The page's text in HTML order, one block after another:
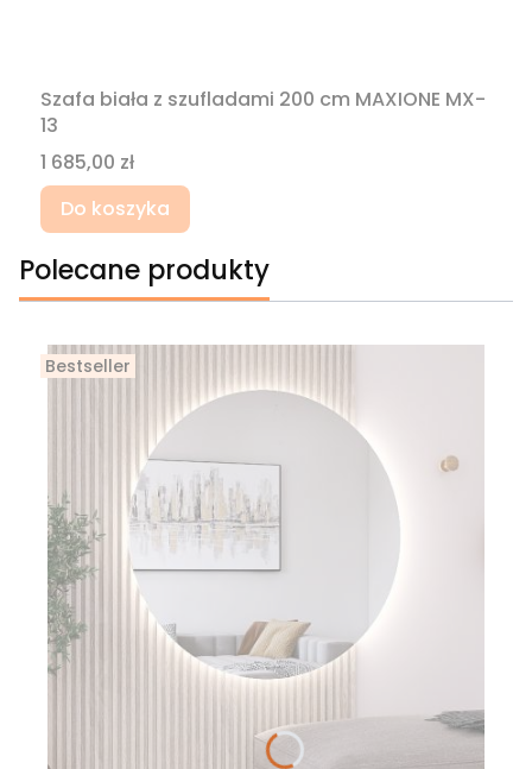
Szafa biała z szufladami 200 cm MAXIONE MX-
13
Cena
1 685,00 zł
Do koszyka
Polecane produkty
Bestseller